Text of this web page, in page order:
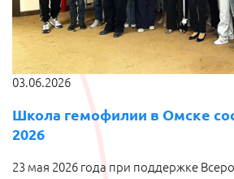
03.06.2026
Школа гемофилии в Омске
2026
23 мая 2026 года при поддержке